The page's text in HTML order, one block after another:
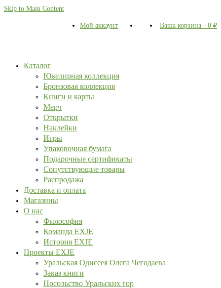
Skip to Main Content
Мой аккаунт Ваша корзина - 0 ₽
Каталог
Ювелирная коллекция
Бронзовая коллекция
Книги и карты
Мерч
Открытки
Наклейки
Игры
Упаковочная бумага
Подарочные сертификаты
Сопутствующие товары
Распродажа
Доставка и оплата
Магазины
О нас
Философия
Команда EXJE
История EXJE
Проекты EXJE
Уральская Одиссея Олега Чегодаева
Заказ книги
Посольство Уральских гор